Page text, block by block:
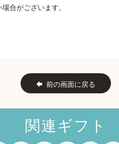
合がございます。
前の画面に戻る
関連ギフト